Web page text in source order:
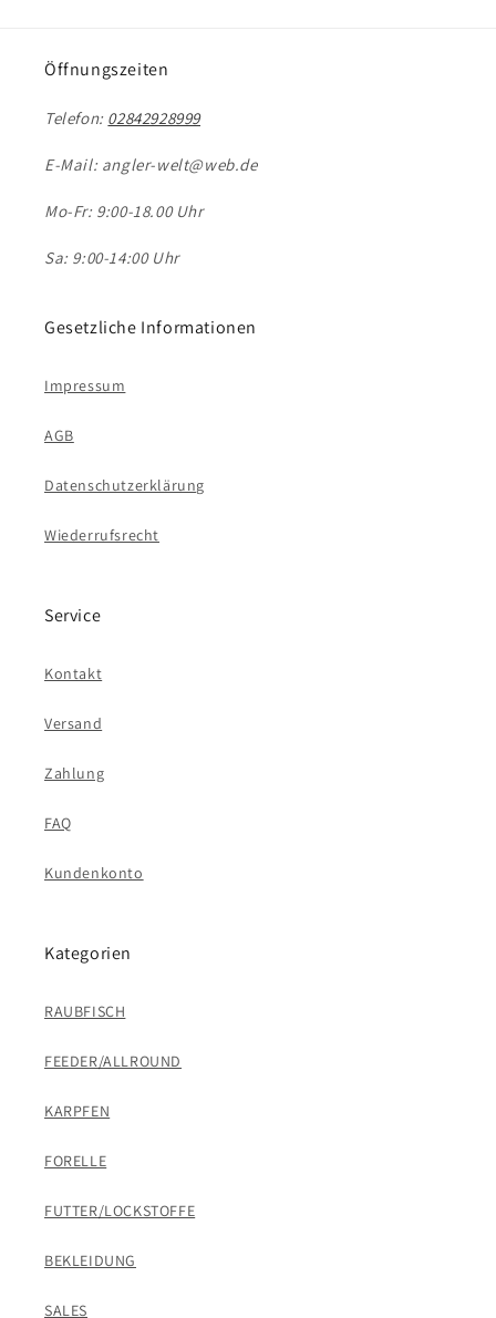
Öffnungszeiten
Telefon: 02842928999
E-Mail: angler-welt@web.de
Mo-Fr: 9:00-18.00 Uhr
Sa: 9:00-14:00 Uhr
Gesetzliche Informationen
Impressum
AGB
Datenschutzerklärung
Wiederrufsrecht
Service
Kontakt
Versand
Zahlung
FAQ
Kundenkonto
Kategorien
RAUBFISCH
FEEDER/ALLROUND
KARPFEN
FORELLE
FUTTER/LOCKSTOFFE
BEKLEIDUNG
SALES